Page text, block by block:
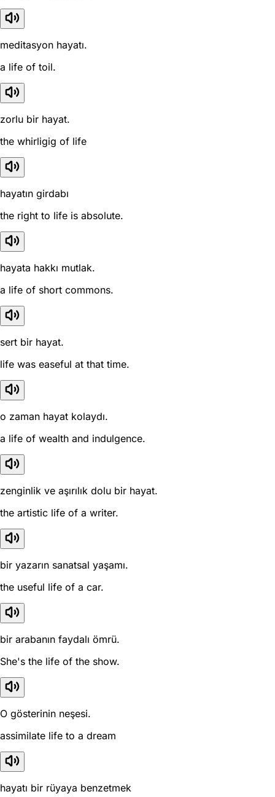
meditasyon hayatı.
a life of toil.
zorlu bir hayat.
the whirligig of life
hayatın girdabı
the right to life is absolute.
hayata hakkı mutlak.
a life of short commons.
sert bir hayat.
life was easeful at that time.
o zaman hayat kolaydı.
a life of wealth and indulgence.
zenginlik ve aşırılık dolu bir hayat.
the artistic life of a writer.
bir yazarın sanatsal yaşamı.
the useful life of a car.
bir arabanın faydalı ömrü.
She's the life of the show.
O gösterinin neşesi.
assimilate life to a dream
hayatı bir rüyaya benzetmek